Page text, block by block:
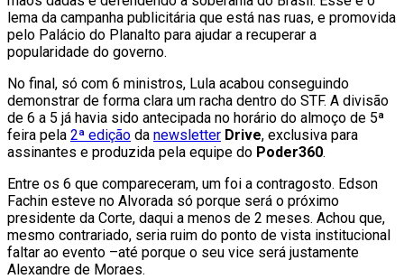
lema da campanha publicitária que está nas ruas, e promovida
pelo Palácio do Planalto para ajudar a recuperar a
popularidade do governo.
No final, só com 6 ministros, Lula acabou conseguindo
demonstrar de forma clara um racha dentro do STF. A divisão
de 6 a 5 já havia sido antecipada no horário do almoço de 5ª
feira pela 2ª edição da newsletter Drive, exclusiva para
assinantes e produzida pela equipe do Poder360.
Entre os 6 que compareceram, um foi a contragosto. Edson
Fachin esteve no Alvorada só porque será o próximo
presidente da Corte, daqui a menos de 2 meses. Achou que,
mesmo contrariado, seria ruim do ponto de vista institucional
faltar ao evento –até porque o seu vice será justamente
Alexandre de Moraes.